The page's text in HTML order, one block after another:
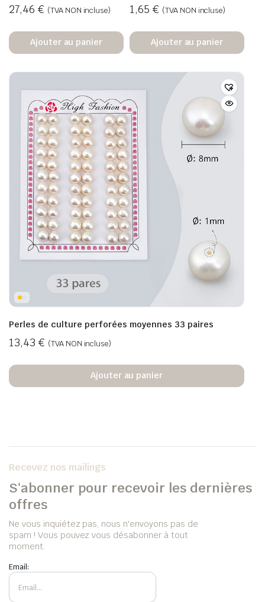
27,46 € (TVA NON incluse)
Ajouter au panier
1,65 € (TVA NON incluse)
Ajouter au panier
Perles de culture perforées moyennes 33 paires
13,43 € (TVA NON incluse)
Ajouter au panier
Recevez nos mailings
S'abonner pour recevoir les dernières
offres
Ne vous inquiétez pas, nous n'envoyons pas de
spam ! Vous pouvez vous désabonner à tout
moment.
Email: